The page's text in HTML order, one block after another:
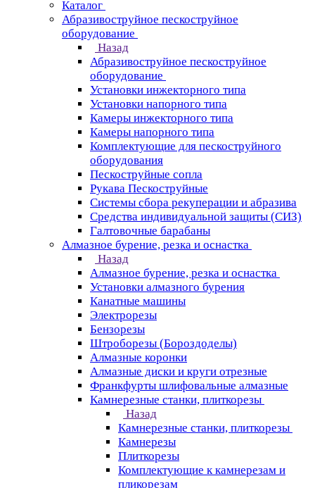
Каталог
Абразивоструйное пескоструйное
оборудование
Назад
Абразивоструйное пескоструйное
оборудование
Установки инжекторного типа
Установки напорного типа
Камеры инжекторного типа
Камеры напорного типа
Комплектующие для пескоструйного
оборудования
Пескоструйные сопла
Рукава Пескоструйные
Системы сбора рекуперации и абразива
Средства индивидуальной защиты (СИЗ)
Галтовочные барабаны
Алмазное бурение, резка и оснастка
Назад
Алмазное бурение, резка и оснастка
Установки алмазного бурения
Канатные машины
Электрорезы
Бензорезы
Штроборезы (Бороздоделы)
Алмазные коронки
Алмазные диски и круги отрезные
Франкфурты шлифовальные алмазные
Камнерезные станки, плиткорезы
Назад
Камнерезные станки, плиткорезы
Камнерезы
Плиткорезы
Комплектующие к камнерезам и
пликорезам